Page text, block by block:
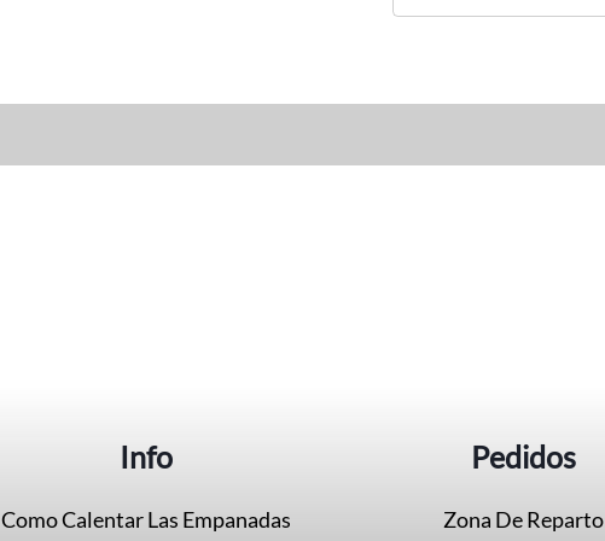
Info
Como Calentar Las Empanadas
Pedidos
Zona De Reparto